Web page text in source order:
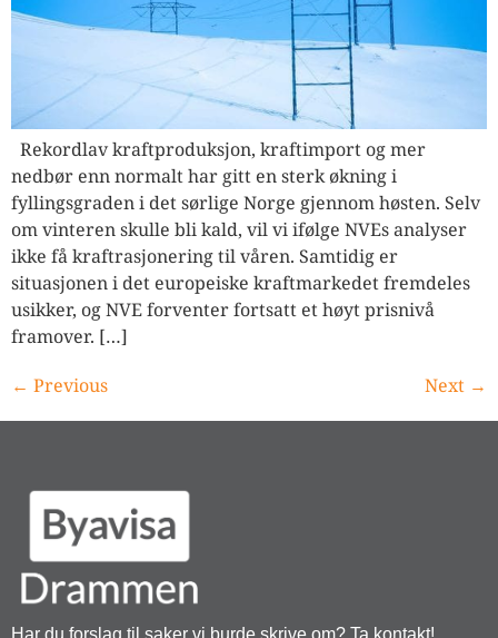
Rekordlav kraftproduksjon, kraftimport og mer
nedbør enn normalt har gitt en sterk økning i
fyllingsgraden i det sørlige Norge gjennom høsten. Selv
om vinteren skulle bli kald, vil vi ifølge NVEs analyser
ikke få kraftrasjonering til våren. Samtidig er
situasjonen i det europeiske kraftmarkedet fremdeles
usikker, og NVE forventer fortsatt et høyt prisnivå
framover. […]
← Previous Next →
Har du forslag til saker vi burde skrive om? Ta kontakt!